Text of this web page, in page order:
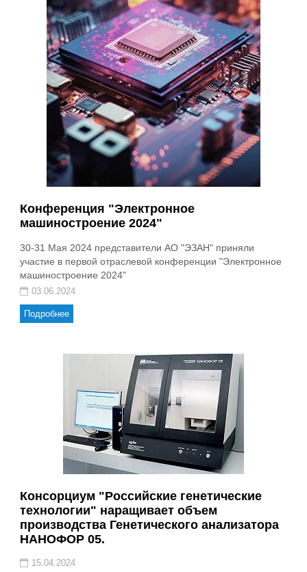
Конференция "Электронное
машиностроение 2024"
30-31 Мая 2024 представители АО "ЭЗАН" приняли
участие в первой отраслевой конференции "Электронное
машиностроение 2024"
03.06.2024
Подробнее
Консорциум "Российские генетические
технологии" наращивает объем
производства Генетического анализатора
НАНОФОР 05.
15.04.2024